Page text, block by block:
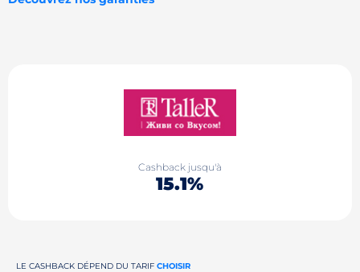
Cashback jusqu'à
15.1%
LE CASHBACK DÉPEND DU TARIF CHOISIR